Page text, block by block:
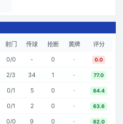
射门 传球 抢断 黄牌 评分
0/0 - 0 - 0.0
2/3 34 1 - 77.0
0/1 5 0 - 64.4
0/1 2 0 - 63.6
0/0 9 0 - 62.0